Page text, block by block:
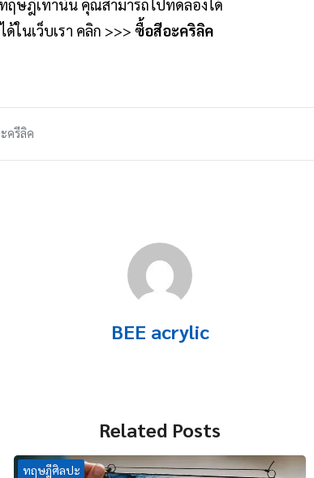
ฤษฎีเท่านั้น คุณสามารถไปทดลองได้
ด้ในเว็บเรา คลิก >>> ซื้อสีอะคริลิค
ครีลิค
BEE acrylic
Related Posts
ทฤษฎีศิลปะ